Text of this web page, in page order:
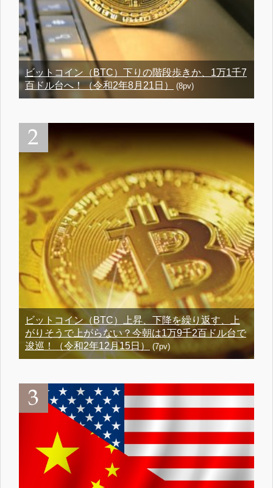
ビットコイン（BTC）下りの階段歩きか、1万1千7
百ドル台へ！（令和2年8月21日）
(8pv)
ビットコイン（BTC）上昇、下降を繰り返す、上
がりそうで上がらない？今朝は1万9千2百ドル台で
逡巡！（令和2年12月15日）
(7pv)